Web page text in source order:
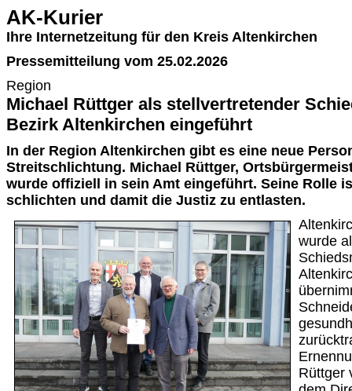
AK-Kurier
Ihre Internetzeitung für den Kreis Altenkirchen
Pressemitteilung vom 25.02.2026
Region
Michael Rüttger als stellvertretender
Bezirk Altenkirchen eingeführt
In der Region Altenkirchen gibt es eine neue
Streitschlichtung. Michael Rüttger,
wurde offiziell in sein Amt eingeführt. Seine Rolle
schlichten und damit die Justiz zu entlasten.
wurde
Rüttger